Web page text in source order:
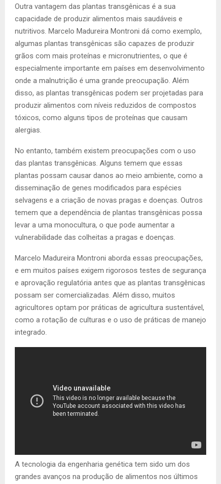
Outra vantagem das plantas transgênicas é a sua
capacidade de produzir alimentos mais saudáveis e
nutritivos. Marcelo Madureira Montroni dá como exemplo,
algumas plantas transgênicas são capazes de produzir
grãos com mais proteínas e micronutrientes, o que é
especialmente importante em países em desenvolvimento
onde a malnutrição é uma grande preocupação. Além
disso, as plantas transgênicas podem ser projetadas para
produzir alimentos com níveis reduzidos de compostos
tóxicos, como alguns tipos de proteínas que causam
alergias.
No entanto, também existem preocupações com o uso
das plantas transgênicas. Alguns temem que essas
plantas possam causar danos ao meio ambiente, como a
disseminação de genes modificados para espécies
selvagens e a criação de novas pragas e doenças. Outros
temem que a dependência de plantas transgênicas possa
levar a uma monocultura, o que pode aumentar a
vulnerabilidade das colheitas a pragas e doenças.
Marcelo Madureira Montroni aborda essas preocupações,
e em muitos países exigem rigorosos testes de segurança
e aprovação regulatória antes que as plantas transgênicas
possam ser comercializadas. Além disso, muitos
agricultores optam por práticas de agricultura sustentável,
como a rotação de culturas e o uso de práticas de manejo
integrado.
A tecnologia da engenharia genética tem sido um dos
grandes avanços na produção de alimentos nos últimos